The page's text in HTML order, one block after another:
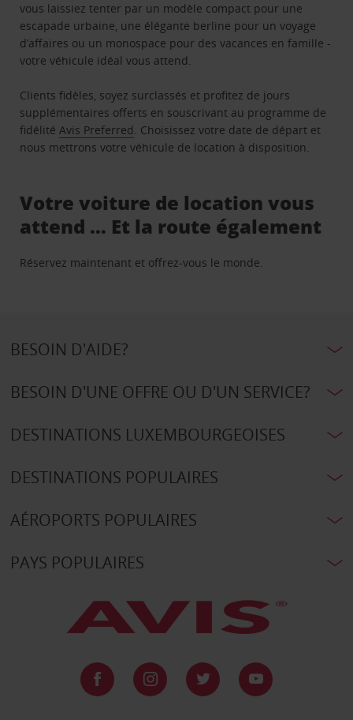
vous laissiez tenter par un modèle compact pour une
escapade urbaine, une élégante berline pour un voyage
d’affaires ou un monospace pour des vacances en famille -
votre véhicule idéal vous attend.
Clients fidèles, soyez surclassés et profitez de jours
supplémentaires offerts en souscrivant au programme de
fidélitéAvis Preferred. Choisissez votre date de départ et
nous mettrons votre véhicule de location à disposition.
Votre voiture de location vous
attend … Et la route également
Réservez maintenant et offrez-vous le monde.
BESOIN D'AIDE?
BESOIN D'UNE OFFRE OU D'UN SERVICE?
DESTINATIONS LUXEMBOURGEOISES
DESTINATIONS POPULAIRES
AÉROPORTS POPULAIRES
PAYS POPULAIRES